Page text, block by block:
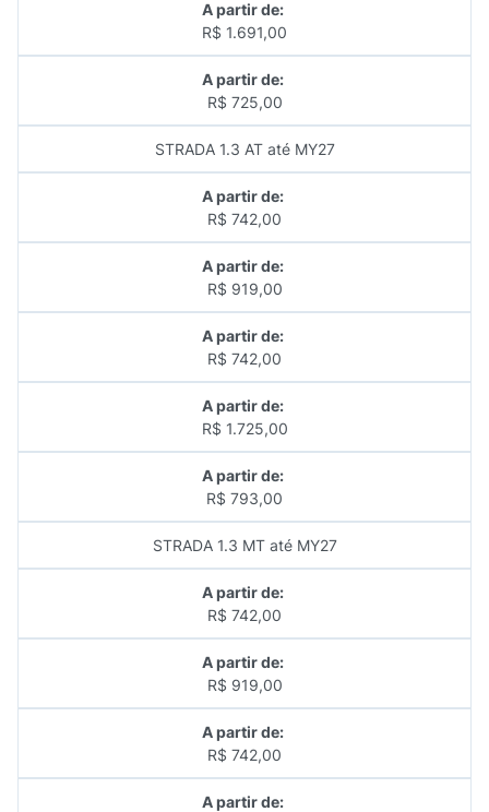
A partir de:
R$ 1.691,00
A partir de:
R$ 725,00
STRADA 1.3 AT até MY27
A partir de:
R$ 742,00
A partir de:
R$ 919,00
A partir de:
R$ 742,00
A partir de:
R$ 1.725,00
A partir de:
R$ 793,00
STRADA 1.3 MT até MY27
A partir de:
R$ 742,00
A partir de:
R$ 919,00
A partir de:
R$ 742,00
A partir de: